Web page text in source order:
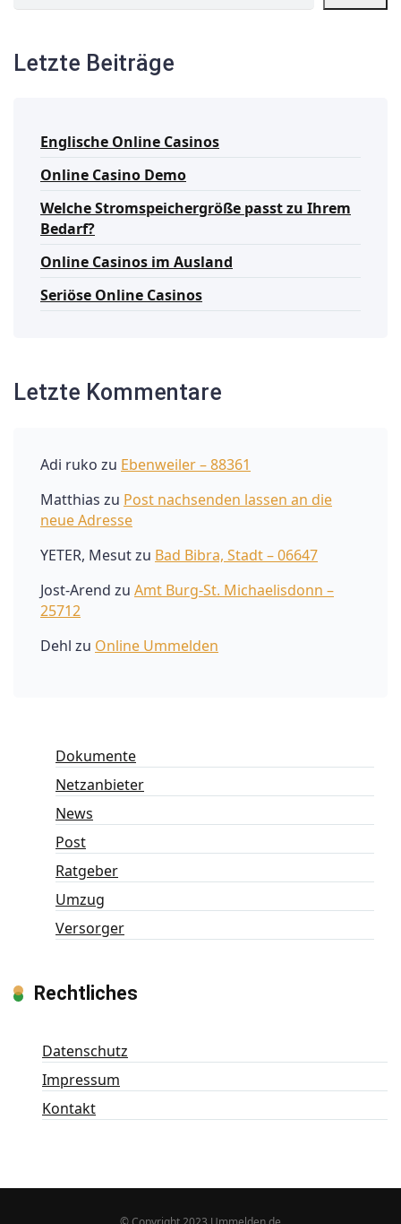
Letzte Beiträge
Englische Online Casinos
Online Casino Demo
Welche Stromspeichergröße passt zu Ihrem
Bedarf?
Online Casinos im Ausland
Seriöse Online Casinos
Letzte Kommentare
Adi ruko zu Ebenweiler – 88361
Matthias zu Post nachsenden lassen an die
neue Adresse
YETER, Mesutzu Bad Bibra, Stadt – 06647
Jost-Arend zu Amt Burg-St. Michaelisdonn –
25712
Dehl zu Online Ummelden
Dokumente
Netzanbieter
News
Post
Ratgeber
Umzug
Versorger
Rechtliches
Datenschutz
Impressum
Kontakt